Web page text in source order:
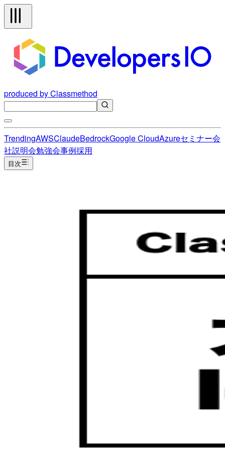
produced by Classmethod
TrendingAWSClaudeBedrockGoogle CloudAzureセミナー会
社説明会勉強会事例採用
目次